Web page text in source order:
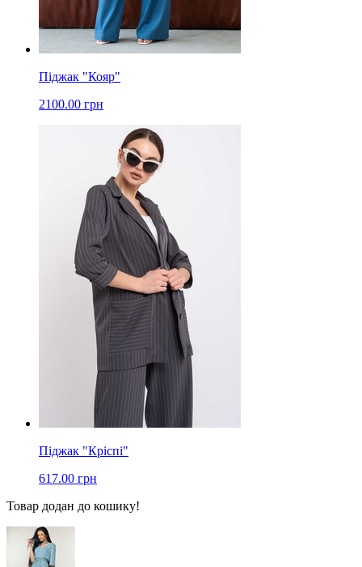
Піджак "Кояр"
2100.00 грн
Піджак "Кріспі"
617.00 грн
Товар додан до кошику!